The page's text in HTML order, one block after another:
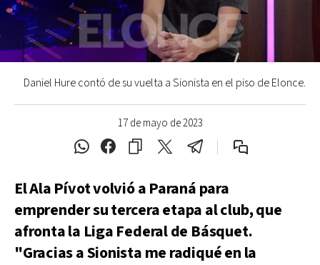
17 de mayo de 2023
Daniel Hure contó de su vuelta a Sionista en el piso de Elonce.
El Ala Pívot volvió a Paraná para
emprender su tercera etapa al club, que
afronta la Liga Federal de Básquet.
"Gracias a Sionista me radiqué en la